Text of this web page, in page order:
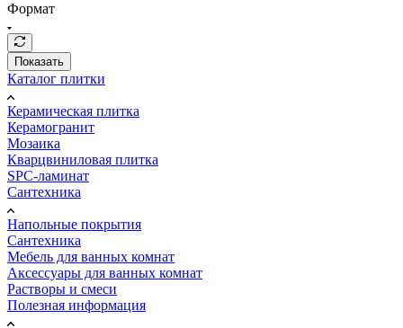
Формат
Показать
Каталог плитки
Керамическая плитка
Керамогранит
Мозаика
Кварцвиниловая плитка
SPC-ламинат
Сантехника
Напольные покрытия
Сантехника
Мебель для ванных комнат
Аксессуары для ванных комнат
Растворы и смеси
Полезная информация